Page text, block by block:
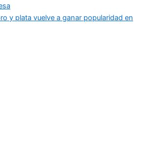
y plata vuelve a ganar popularidad en